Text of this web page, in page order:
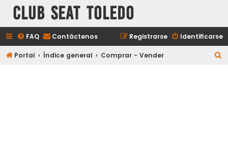
Club Seat Toledo
FAQ Contáctenos Identificarse
Registrarse
Portal Índice general Comprar - Vender